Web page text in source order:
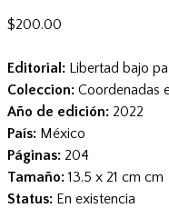
$200.00
Editorial: Libertad bajo
Coleccion: Coordenadas
Año de edición: 2022
País: México
Páginas: 204
Tamaño: 13.5 x 21 cm cm
Status: En existencia